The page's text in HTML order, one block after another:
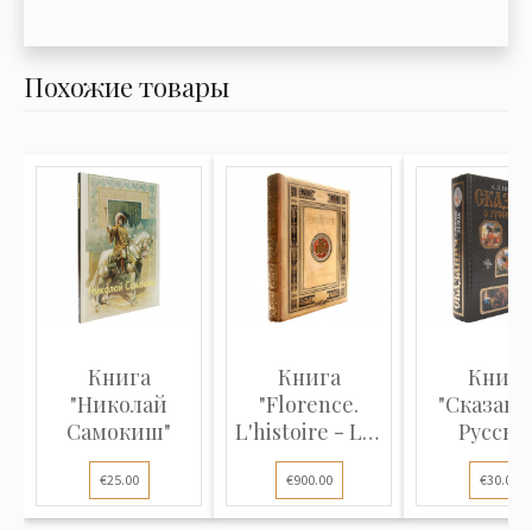
Похожие товары
Книга
"Николай
Самокиш"
€25.00
Книга
"Florence.
L'histoire - Les
Médicis - L...
€900.00
Книга
€30.00